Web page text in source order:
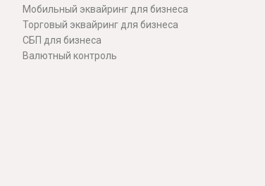
Мобильный эквайринг для бизнеса
Торговый эквайринг для бизнеса
СБП для бизнеса
Валютный контроль